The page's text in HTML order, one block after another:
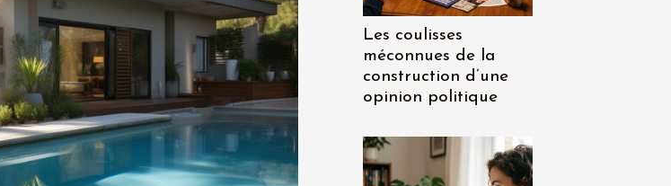
Les coulisses
méconnues de la
construction d’une
opinion politique